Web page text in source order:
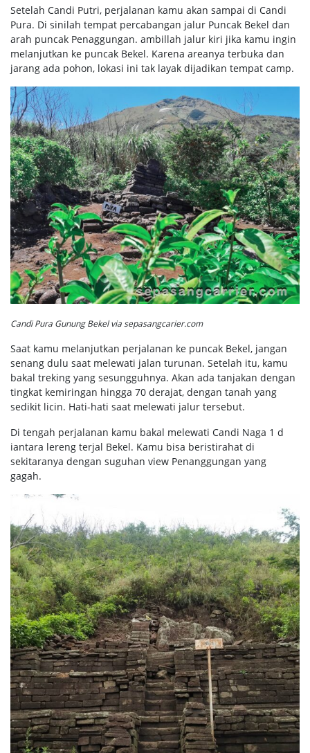
Setelah Candi Putri, perjalanan kamu akan sampai di Candi
Pura. Di sinilah tempat percabangan jalur Puncak Bekel dan
arah puncak Penaggungan. ambillah jalur kiri jika kamu ingin
melanjutkan ke puncak Bekel. Karena areanya terbuka dan
jarang ada pohon, lokasi ini tak layak dijadikan tempat camp.
Candi Pura Gunung Bekel via sepasangcarier.com
Saat kamu melanjutkan perjalanan ke puncak Bekel, jangan
senang dulu saat melewati jalan turunan. Setelah itu, kamu
bakal treking yang sesungguhnya. Akan ada tanjakan dengan
tingkat kemiringan hingga 70 derajat, dengan tanah yang
sedikit licin. Hati-hati saat melewati jalur tersebut.
Di tengah perjalanan kamu bakal melewati Candi Naga 1 d
iantara lereng terjal Bekel. Kamu bisa beristirahat di
sekitaranya dengan suguhan view Penanggungan yang
gagah.